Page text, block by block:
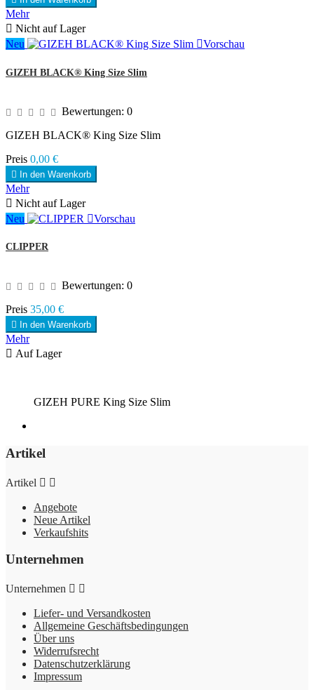
Mehr
 Nicht auf Lager
Neu
Vorschau
GIZEH BLACK® King Size Slim
Bewertungen: 0
GIZEH BLACK® King Size Slim
Preis 0,00 €
 In den Warenkorb
Mehr
 Nicht auf Lager
Neu
Vorschau
CLIPPER
Bewertungen: 0
Preis 35,00 €
 In den Warenkorb
Mehr
 Auf Lager
GIZEH PURE King Size Slim
Artikel
Artikel  
Angebote
Neue Artikel
Verkaufshits
Unternehmen
Unternehmen  
Liefer- und Versandkosten
Allgemeine Geschäftsbedingungen
Über uns
Widerrufsrecht
Datenschutzerklärung
Impressum